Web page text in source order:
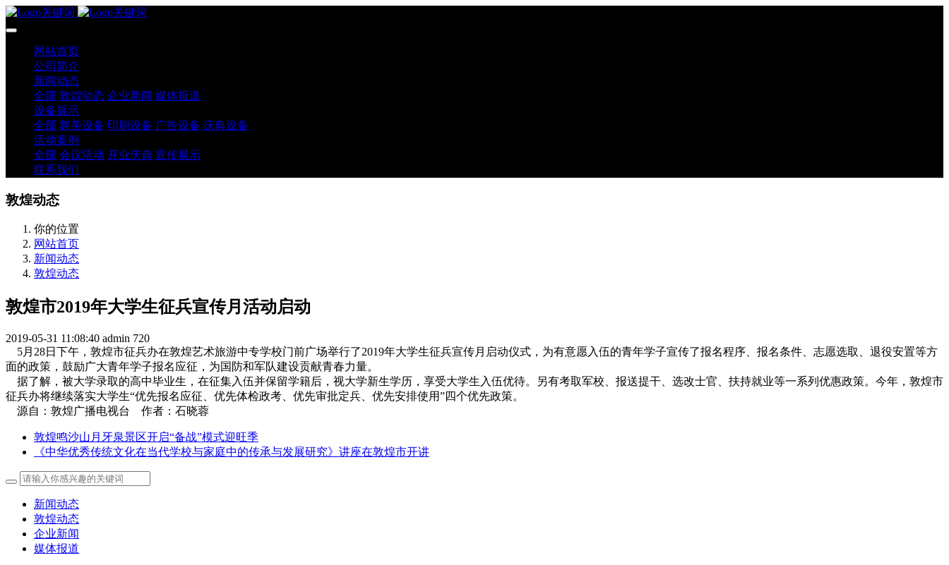
网站首页
公司简介
新闻动态
全部 敦煌动态 企业新闻 媒体报道
设备展示
全部 舞美设备 印刷设备 广告设备 庆典设备
活动案例
全部 会议活动 开业庆典 宣传展示
联系我们
敦煌动态
你的位置
网站首页
新闻动态
敦煌动态
敦煌市2019年大学生征兵宣传月活动启动
2019-05-31 11:08:40 admin 720
5月28日下午，敦煌市征兵办在敦煌艺术旅游中专学校门前广场举行了2019年大学生征兵宣传月启动仪式，为有意愿入伍的青年学子宣传了报名程序、报名条件、志愿选取、退役安置等方
面的政策，鼓励广大青年学子报名应征，为国防和军队建设贡献青春力量。
据了解，被大学录取的高中毕业生，在征集入伍并保留学籍后，视大学新生学历，享受大学生入伍优待。另有考取军校、报送提干、选改士官、扶持就业等一系列优惠政策。今年，敦煌市
征兵办将继续落实大学生“优先报名应征、优先体检政考、优先审批定兵、优先安排使用”四个优先政策。
源自：敦煌广播电视台 作者：石晓蓉
敦煌鸣沙山月牙泉景区开启“备战”模式迎旺季
《中华优秀传统文化在当代学校与家庭中的传承与发展研究》讲座在敦煌市开讲
新闻动态
敦煌动态
企业新闻
媒体报道